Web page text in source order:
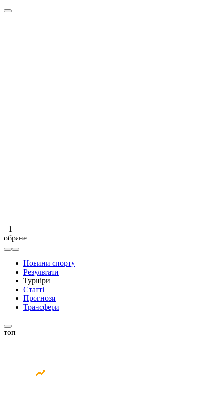
+1
обране
Новини спорту
Результати
Турніри
Статті
Прогнози
Трансфери
топ